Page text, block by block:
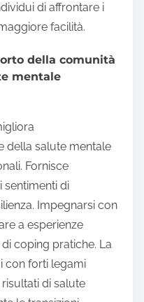
di affrontare i
facilità.
della comunità
mentale
della salute mentale
Fornisce
sentimenti di
Impegnarsi con
a esperienze
coping pratiche. La
con forti legami
di salute